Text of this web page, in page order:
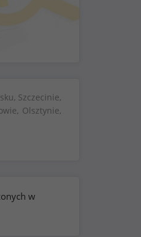
Szczecinie,
Olsztynie,
w